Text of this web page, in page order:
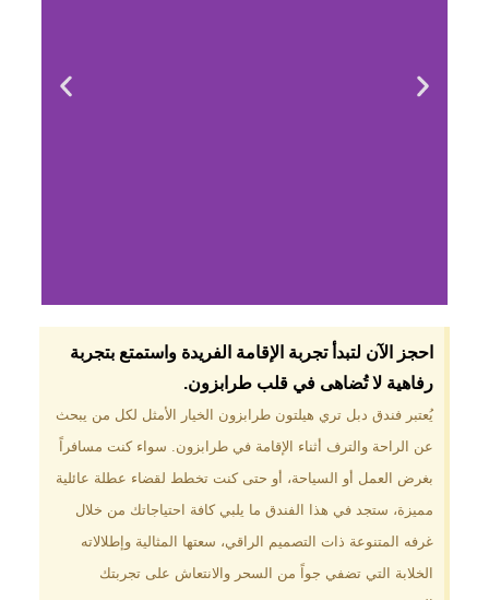
لماذا تختار فندق دبل
تري هيلتون
طرابزون؟
موقع مميز في قلب طرابزون بالقرب
من أهم المعالم السياحية. إطلالات
الخضراء. مرافق متكاملة تشمل
مسبحًا داخليًا، سبا، صالة ألعاب
رياضية، ومطاعم عالمية.
احجز الآن لتبدأ تجربة الإقامة الفريدة واستمتع بتجربة
رفاهية لا تُضاهى في قلب طرابزون.​
يُعتبر فندق دبل تري هيلتون طرابزون الخيار الأمثل لكل من يبحث
عن الراحة والترف أثناء الإقامة في طرابزون. سواء كنت مسافراً
بغرض العمل أو السياحة، أو حتى كنت تخطط لقضاء عطلة عائلية
مميزة، ستجد في هذا الفندق ما يلبي كافة احتياجاتك من خلال
غرفه المتنوعة ذات التصميم الراقي، سعتها المثالية وإطلالاته
الخلابة التي تضفي جواً من السحر والانتعاش على تجربتك